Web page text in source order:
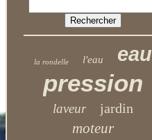
la rondelle l'eau eau
pression
laveur jardin
moteur